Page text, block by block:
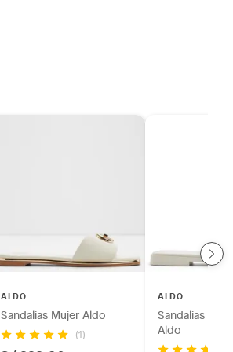
ALDO
Sandalias Mujer Aldo
(1)
ALDO
Sandalias
Aldo